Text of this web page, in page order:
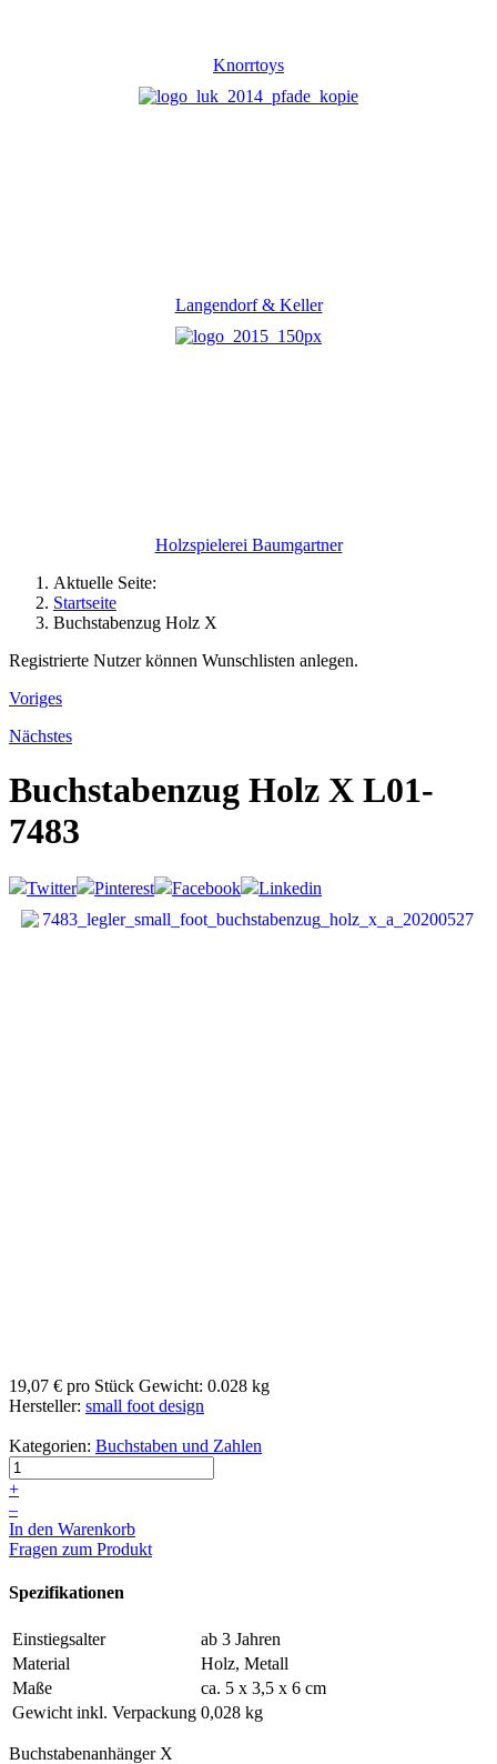
Knorrtoys
Langendorf & Keller
Holzspielerei Baumgartner
Aktuelle Seite:
Startseite
Buchstabenzug Holz X
Registrierte Nutzer können Wunschlisten anlegen.
Voriges
Nächstes
Buchstabenzug Holz X L01-
7483
Twitter Pinterest Facebook Linkedin
19,07 € pro Stück Gewicht: 0.028 kg
Hersteller: small foot design
Kategorien: Buchstaben und Zahlen
+
–
In den Warenkorb
Fragen zum Produkt
Spezifikationen
Einstiegsalter
ab 3 Jahren
Material
Holz, Metall
Maße
ca. 5 x 3,5 x 6 cm
Gewicht inkl. Verpackung 0,028 kg
Buchstabenanhänger X